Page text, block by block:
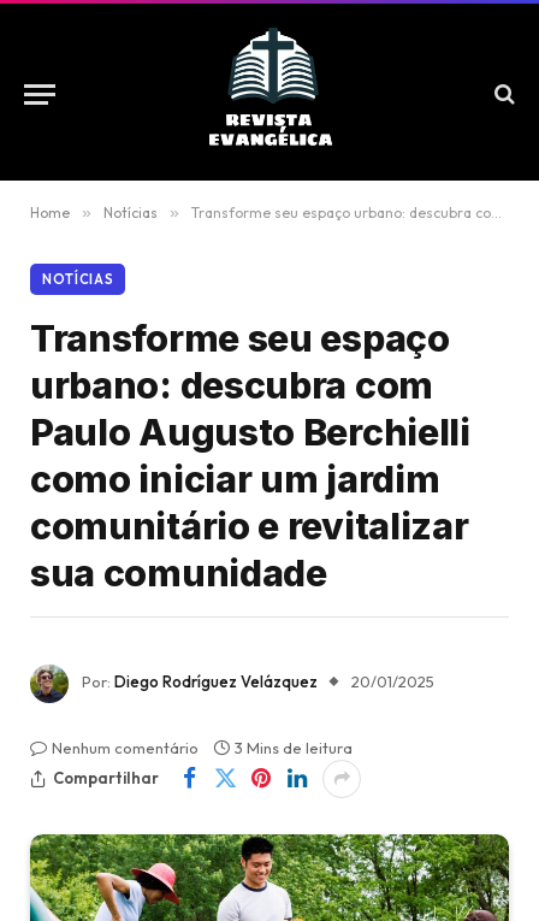
Home » Notícias » Transforme seu espaço urbano: descubra com Paulo Augusto Berchielli como iniciar um jardim comunitário e revitalizar sua comunidade
NOTÍCIAS
Transforme seu espaço
urbano: descubra com
Paulo Augusto Berchielli
como iniciar um jardim
comunitário e revitalizar
sua comunidade
Por: Diego Rodríguez Velázquez 20/01/2025
Nenhum comentário
3 Mins de leitura
Compartilhar